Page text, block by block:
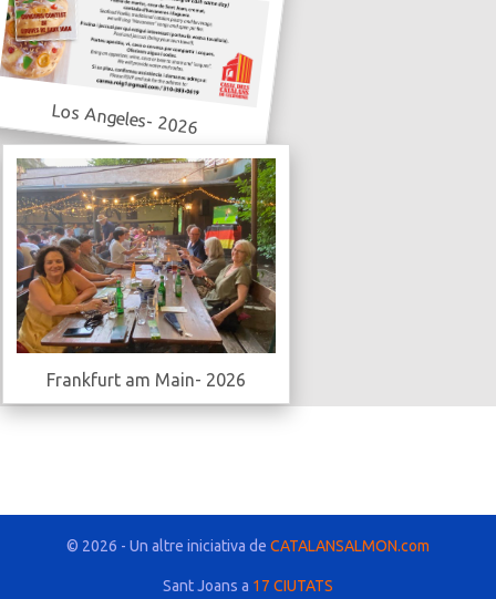
Los Angeles- 2026
Frankfurt am Main- 2026
© 2026 - Un altre iniciativa de CATALANSALMON.com
Sant Joans a 17 CIUTATS